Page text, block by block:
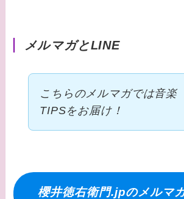
メルマガとLINE
こちらのメルマガでは音楽
TIPSをお届け！
櫻井徳右衛門.jpのメルマ